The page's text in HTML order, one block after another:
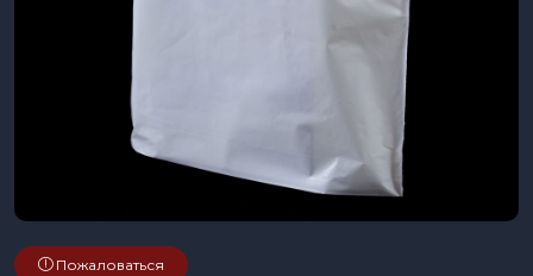
Пожаловаться